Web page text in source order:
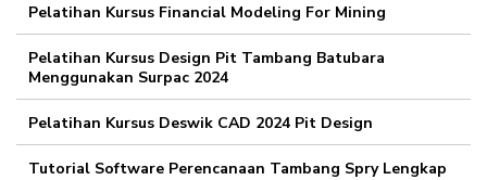
Pelatihan Kursus Financial Modeling For Mining
Pelatihan Kursus Design Pit Tambang Batubara
Menggunakan Surpac 2024
Pelatihan Kursus Deswik CAD 2024 Pit Design
Tutorial Software Perencanaan Tambang Spry Lengkap